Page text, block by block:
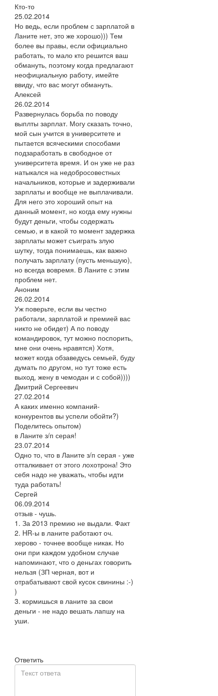
Кто-то
25.02.2014
Но ведь, если проблем с зарплатой в
Ланите нет, это же хорошо))) Тем
более вы правы, если официально
работать, то мало кто решится ваш
обмануть, поэтому когда предлагают
неофициальную работу, имейте
ввиду, что вас могут обмануть.
Алексей
26.02.2014
Развернулась борьба по поводу
выплты зарплат. Могу сказать точно,
мой сын учится в университете и
пытается всяческими способами
подзаработать в свободное от
университета время. И он уже не раз
натыкался на недобросовестных
начальников, которые и задерживали
зарплаты и вообще не выплачивали.
Для него это хороший опыт на
данный момент, но когда ему нужны
будут деньги, чтобы содержать
семью, и в какой то момент задержка
зарплаты может съиграть злую
шутку, тогда понимаешь, как важно
получать зарплату (пусть меньшую),
но всегда вовремя. В Ланите с этим
проблем нет.
Аноним
26.02.2014
Уж поверьте, если вы честно
работали, зарплатой и премией вас
никто не обидет) А по поводу
командировок, тут можно поспорить,
мне они очень нравятся) Хотя,
может когда обзаведусь семьей, буду
думать по другом, но тут тоже есть
выход, жену в чемодан и с собой))))
Дмитрий Сергеевич
27.02.2014
А каких именно компаний-
конкурентов вы успели обойти?)
Поделитесь опытом)
в Ланите з/п серая!
23.07.2014
Одно то, что в Ланите з/п серая - уже
отталкивает от этого лохотрона! Это
себя надо не уважать, чтобы идти
туда работать!
Сергей
06.09.2014
отзыв - чушь.
1. За 2013 премию не выдали. Факт
2. HR-ы в ланите работают оч.
херово - точнее вообще никак. Но
они при каждом удобном случае
напоминают, что о деньгах говорить
нельзя (ЗП черная, вот и
отрабатывают свой кусок свинины :-)
)
3. кормишься в ланите за свои
деньги - не надо вешать лапшу на
уши.
Ответить